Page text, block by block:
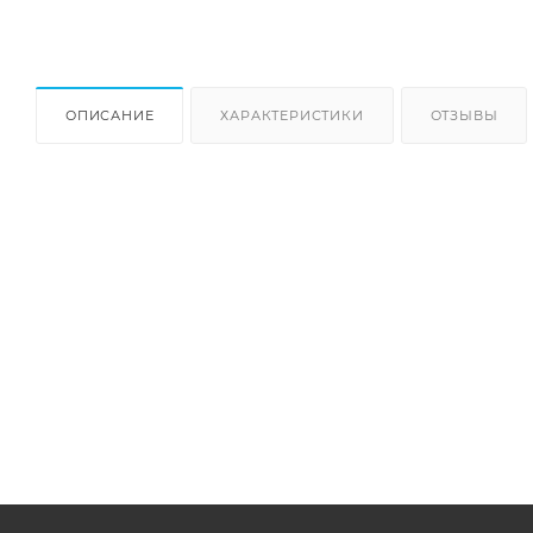
ОПИСАНИЕ ХАРАКТЕРИСТИКИ ОТЗЫВЫ